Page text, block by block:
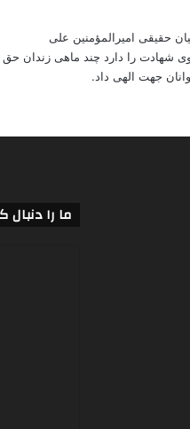
حقیقی امیرالمؤمنین علی
شهادت را دارد چند ماهی زندان
جهت الهی داد.
ما را دنبال